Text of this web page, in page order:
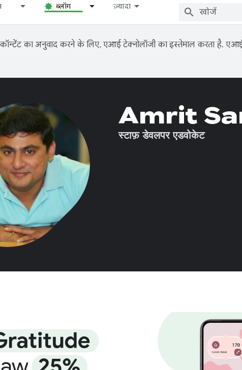
ब्लॉग ज़्यादा
का अनुवाद करने के लिए, एआई टेक्नोलॉजी का इस्तेमाल करता है.
Amrit
स्टाफ़ डेवलपर एडवोकेट